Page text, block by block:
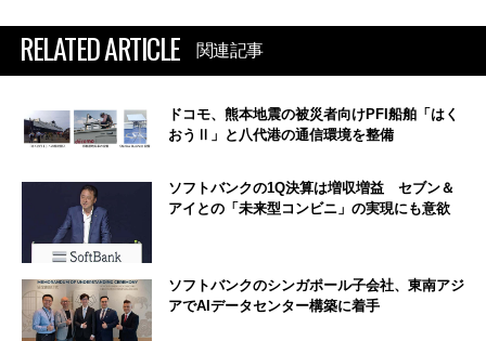
RELATED ARTICLE 関連記事
ドコモ、熊本地震の被災者向けPFI船舶「はく
おうⅡ」と八代港の通信環境を整備
ソフトバンクの1Q決算は増収増益 セブン＆
アイとの「未来型コンビニ」の実現にも意欲
ソフトバンクのシンガポール子会社、東南アジ
アでAIデータセンター構築に着手